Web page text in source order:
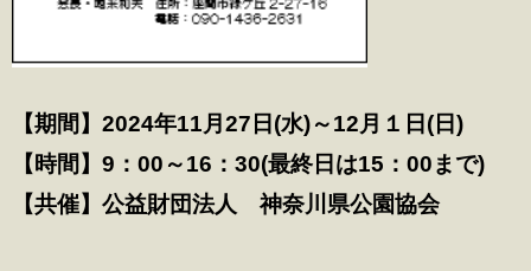
【期間】2024年11月27日(水)～12月１日(日)
【時間】9：00～16：30(最終日は15：00まで)
【共催】公益財団法人 神奈川県公園協会